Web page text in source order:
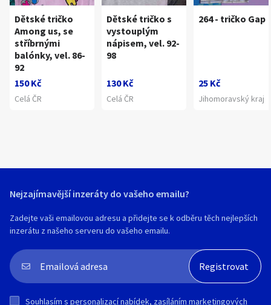
Dětské tričko
Among us, se
stříbrnými
balónky, vel. 86-
92
150 Kč
Celá ČR
Dětské tričko s
vystouplým
nápisem, vel. 92-
98
130 Kč
Celá ČR
264 - tričko Gap
25 Kč
Jihomoravský kraj
Nejzajímavější inzeráty do vašeho emailu?
Zadejte vaši emailovou adresu a přidejte se k odběru těch nejlepších
inzerátu z našeho serveru do vašeho emailu.
Souhlasím s personalizací nabídek, zasíláním marketingových